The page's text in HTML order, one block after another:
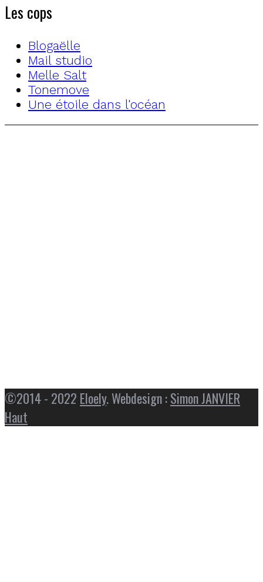
Les cops
Blogaëlle
Mail studio
Melle Salt
Tonemove
Une étoile dans l'océan
©2014 - 2022 Eloely. Webdesign :Simon JANVIER
Haut